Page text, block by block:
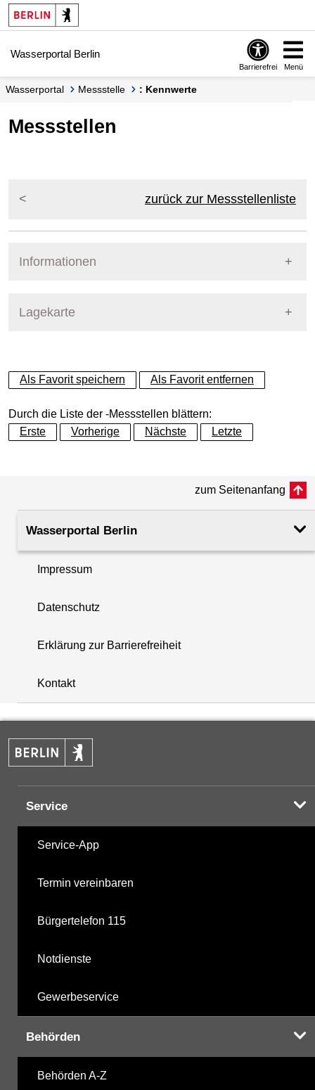
Springe zur Navigation
Springe zum Inhalt
Wasserportal Berlin
Barrierefrei Menü
Wasserportal Messstelle : Kennwerte
Messstellen
zurück zur Messstellenliste
Informationen
Lagekarte
+
−
+
−
Als Favorit speichern Als Favorit entfernen
Durch die Liste der -Messstellen blättern:
Erste
Vorherige Nächste Letzte
zum Seitenanfang
Wasserportal Berlin
Impressum
Datenschutz
Erklärung zur Barrierefreiheit
Kontakt
Service
Service-App
Termin vereinbaren
Bürgertelefon 115
Notdienste
Gewerbeservice
Behörden
Behörden A-Z